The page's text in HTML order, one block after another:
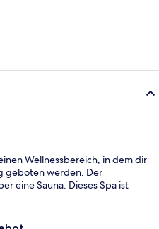
Wellnessbereich, in dem dir
geboten werden. Der
eine Sauna. Dieses Spa ist